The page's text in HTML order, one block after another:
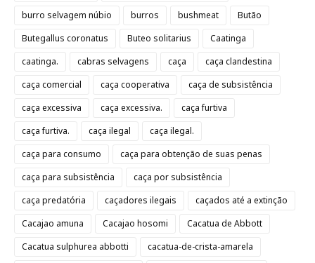
burro selvagem núbio
burros bushmeat
Butão
Butegallus coronatus
Buteo solitarius
Caatinga
caatinga.
cabras selvagens caça
caça clandestina
caça comercial
caça cooperativa
caça de subsistência
caça excessiva
caça excessiva.
caça furtiva
caça furtiva.
caça ilegal
caça ilegal.
caça para consumo
caça para obtenção de suas penas
caça para subsistência
caça por subsistência
caça predatória
caçadores ilegais
caçados até a extinção
Cacajao amuna
Cacajao hosomi
Cacatua de Abbott
Cacatua sulphurea abbotti
cacatua-de-crista-amarela